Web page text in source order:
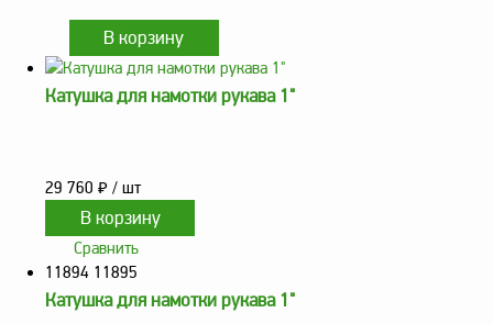
Счетчики и фильтры
ФЖУ
Рукава, шланги и
техпластина МБС
Соединительная
арматура
Устройства
Катушка для намотки рукава 1"
29 760 ₽ / шт
Сравнить
11894 11895
Катушка для намотки рукава 1"